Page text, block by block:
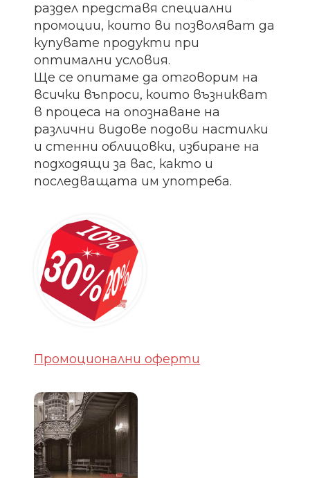
раздел представя специални
промоции, които ви позволяват да
купувате продукти при
оптимални условия.
Ще се опитаме да отговорим на
всички въпроси, които възникват
в процеса на опознаване на
различни видове подови настилки
и стенни облицовки, избиране на
подходящи за вас, както и
последващата им употреба.
Промоционални оферти